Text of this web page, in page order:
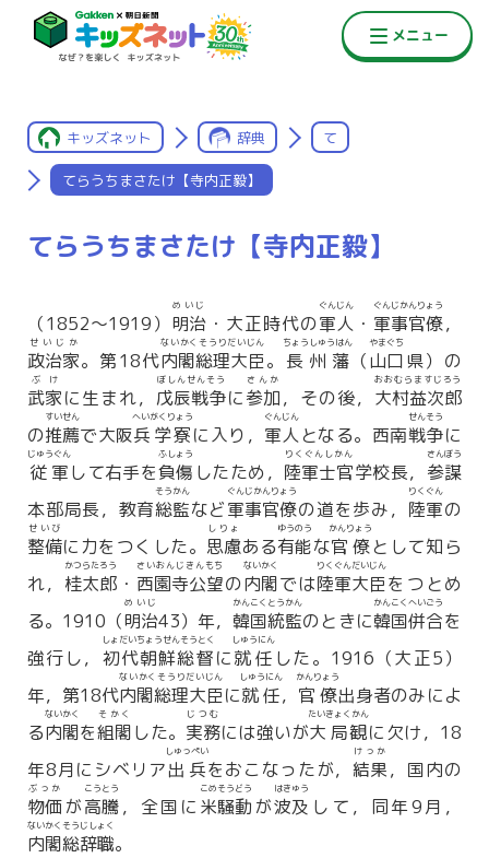
キッズネット 辞典 て
てらうちまさたけ【寺内正毅】
てらうちまさたけ【寺内正毅】
（1852〜1919） 明治
めいじ
・大正時代の軍人
ぐんじん
・ 軍事官僚
ぐんじかんりょう
，
政治家
せいじか
。第18代内閣総理大臣
ないかくそうりだいじん
。 長州藩
ちょうしゅうはん
（山口
やまぐち
県）の
武家
ぶけ
に生まれ， 戊辰戦争
ぼしんせんそう
に参加
さんか
，その後， 大村益次郎
おおむらますじろう
の推薦
すいせん
で大阪兵学寮
へいがくりょう
に入り， 軍人
ぐんじん
となる。西南戦争
せんそう
に
従軍
じゅうぐん
して右手を負傷
ふしょう
したため， 陸軍士官
りくぐんしかん
学校長， 参謀
さんぼう
本部局長，教育総監
そうかん
など軍事官僚
ぐんじかんりょう
の道を歩み， 陸軍
りくぐん
の
整備
せいび
に力をつくした。 思慮
しりょ
ある有能
ゆうのう
な官僚
かんりょう
として知ら
れ， 桂太郎
かつらたろう
・ 西園寺公望
さいおんじきんもち
の内閣
ないかく
では陸軍大臣
りくぐんだいじん
をつとめ
る。1910（明治
めいじ
43）年， 韓国統監
かんこくとうかん
のときに韓国併合
かんこくへいごう
を
強行し， 初代朝鮮総督
しょだいちょうせんそうとく
に就任
しゅうにん
した。1916（大正5）
年，第18代内閣総理大臣
ないかくそうりだいじん
に就任
しゅうにん
， 官僚
かんりょう
出身者のみによ
る内閣
ないかく
を組閣
そかく
した。 実務
じつむ
には強いが大局観
たいきょくかん
に欠け，18
年8月にシベリア出兵
しゅっぺい
をおこなったが， 結果
けっか
，国内の
物価
ぶっか
が高騰
こうとう
，全国に 米騒動
こめそうどう
が波及
はきゅう
して，同年9月，
内閣総辞職
ないかくそうじしょく
。